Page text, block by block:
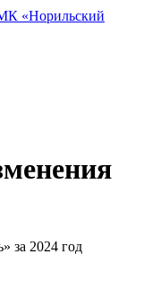
«Норильский
за 2024 год